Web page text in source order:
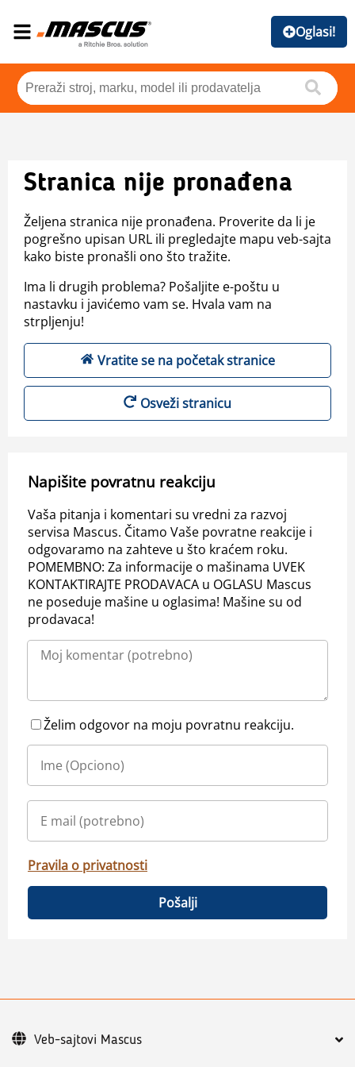
Oglasi!
Stranica nije pronađena
Željena stranica nije pronađena. Proverite da li je
pogrešno upisan URL ili pregledajte mapu veb-sajta
kako biste pronašli ono što tražite.
Ima li drugih problema? Pošaljite e-poštu u
nastavku i javićemo vam se. Hvala vam na
strpljenju!
Vratite se na početak stranice
Osveži stranicu
Napišite povratnu reakciju
Vaša pitanja i komentari su vredni za razvoj
servisa Mascus. Čitamo Vaše povratne reakcije i
odgovaramo na zahteve u što kraćem roku.
POMEMBNO: Za informacije o mašinama UVEK
KONTAKTIRAJTE PRODAVACA u OGLASU Mascus
ne poseduje mašine u oglasima! Mašine su od
prodavaca!
Želim odgovor na moju povratnu reakciju.
Pravila o privatnosti
Pošalji
Veb-sajtovi Mascus